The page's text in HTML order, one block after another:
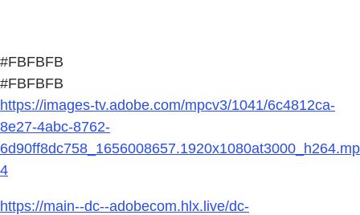
#FBFBFB
#FBFBFB
https://images-tv.adobe.com/mpcv3/1041/6c4812ca-
8e27-4abc-8762-
6d90ff8dc758_1656008657.1920x1080at3000_h264.mp
4
https://main--dc--adobecom.hlx.live/dc-